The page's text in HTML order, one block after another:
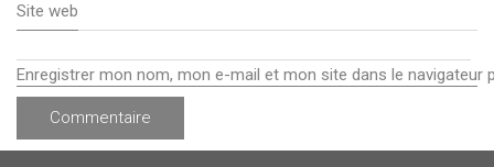
Site web
Enregistrer mon nom, mon e-mail et mon site dans le navigateur